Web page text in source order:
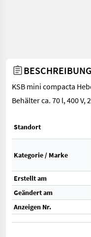
BESCHREIBUNG
KSB mini compacta
Behälter ca. 70 l, 400 V,
Standort
Kategorie / Marke
Erstellt am
Geändert am
Anzeigen Nr.